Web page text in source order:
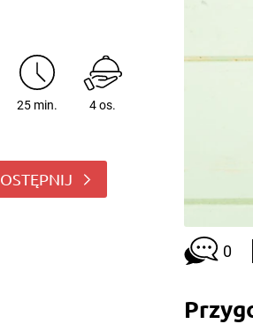
25 min. 4 os.
0